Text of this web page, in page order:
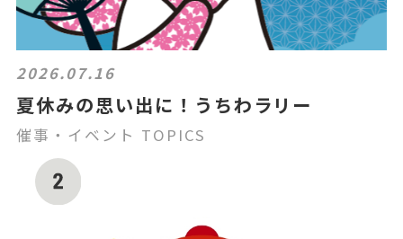
2026.07.16
夏休みの思い出に！うちわラリー
催事・イベント TOPICS